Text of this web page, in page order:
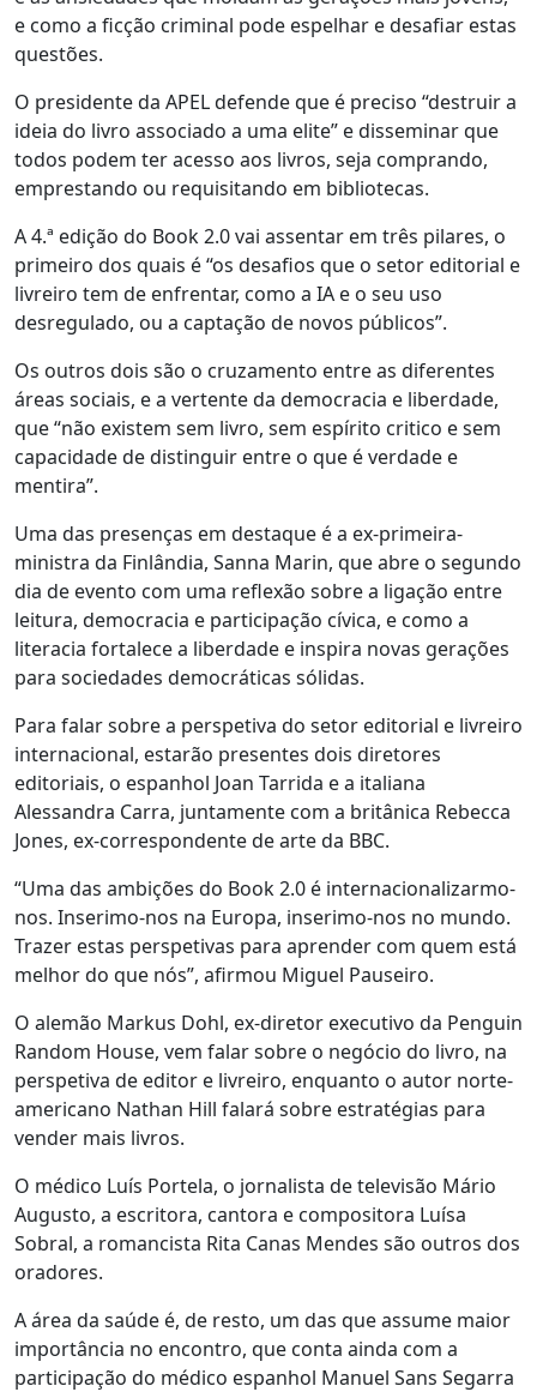
e como a ficção criminal pode espelhar e desafiar estas
questões.
O presidente da APEL defende que é preciso “destruir a
ideia do livro associado a uma elite” e disseminar que
todos podem ter acesso aos livros, seja comprando,
emprestando ou requisitando em bibliotecas.
A 4.ª edição do Book 2.0 vai assentar em três pilares, o
primeiro dos quais é “os desafios que o setor editorial e
livreiro tem de enfrentar, como a IA e o seu uso
desregulado, ou a captação de novos públicos”.
Os outros dois são o cruzamento entre as diferentes
áreas sociais, e a vertente da democracia e liberdade,
que “não existem sem livro, sem espírito critico e sem
capacidade de distinguir entre o que é verdade e
mentira”.
Uma das presenças em destaque é a ex-primeira-
ministra da Finlândia, Sanna Marin, que abre o segundo
dia de evento com uma reflexão sobre a ligação entre
leitura, democracia e participação cívica, e como a
literacia fortalece a liberdade e inspira novas gerações
para sociedades democráticas sólidas.
Para falar sobre a perspetiva do setor editorial e livreiro
internacional, estarão presentes dois diretores
editoriais, o espanhol Joan Tarrida e a italiana
Alessandra Carra, juntamente com a britânica Rebecca
Jones, ex-correspondente de arte da BBC.
“Uma das ambições do Book 2.0 é internacionalizarmo-
nos. Inserimo-nos na Europa, inserimo-nos no mundo.
Trazer estas perspetivas para aprender com quem está
melhor do que nós”, afirmou Miguel Pauseiro.
O alemão Markus Dohl, ex-diretor executivo da Penguin
Random House, vem falar sobre o negócio do livro, na
perspetiva de editor e livreiro, enquanto o autor norte-
americano Nathan Hill falará sobre estratégias para
vender mais livros.
O médico Luís Portela, o jornalista de televisão Mário
Augusto, a escritora, cantora e compositora Luísa
Sobral, a romancista Rita Canas Mendes são outros dos
oradores.
A área da saúde é, de resto, um das que assume maior
importância no encontro, que conta ainda com a
participação do médico espanhol Manuel Sans Segarra